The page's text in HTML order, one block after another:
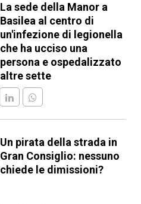
La sede della Manor a
Basilea al centro di
un'infezione di legionella
che ha ucciso una
persona e ospedalizzato
altre sette
Un pirata della strada in
Gran Consiglio: nessuno
chiede le dimissioni?